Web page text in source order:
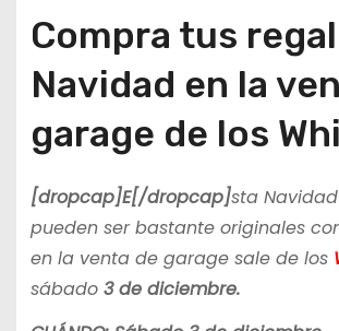
Compra tus
Navidad en la
garage de los
[dropcap]E[/dropcap]sta
pueden ser bastante originales
en la venta de garage sale de los
sábado 3 de diciembre.